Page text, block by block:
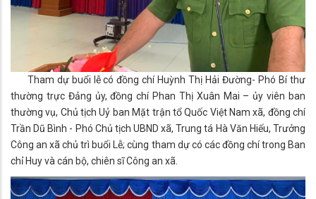
Tham dự buổi lễ có đồng chí Huỳnh Thị Hải Đường- Phó Bí thư
thường trực Đảng ủy, đồng chí Phan Thị Xuân Mai – ủy viên ban
thường vụ, Chủ tịch Uỷ ban Mặt trận tổ Quốc Việt Nam xã, đồng chí
Trần Dũ Bình - Phó Chủ tịch UBND xã, Trung tá Hà Văn Hiếu, Trưởng
Công an xã chủ trì buổi Lễ; cùng tham dự có các đồng chí trong Ban
chỉ Huy và cán bộ, chiên sĩ Công an xã.